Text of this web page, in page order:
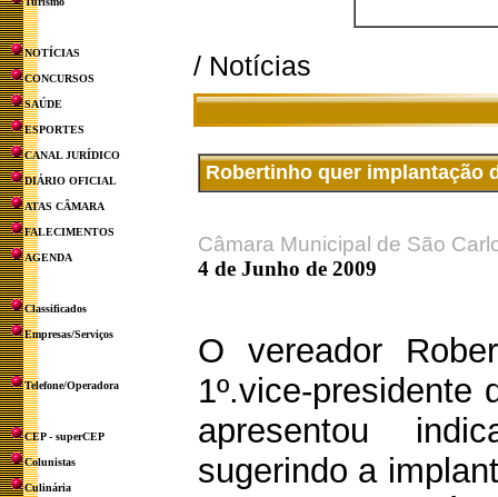
NOTÍCIAS
CONCURSOS
SAÚDE
ESPORTES
CANAL JURÍDICO
DIÁRIO OFICIAL
ATAS CÂMARA
FALECIMENTOS
AGENDA
Classificados
Empresas/Serviços
Telefone/Operadora
CEP - superCEP
Colunistas
Culinária
/ Notícias
Robertinho quer implantação
Câmara Municipal de São
4 de Junho de 2009
O vereador
1º.vice-presidente
apresentou
sugerindo a